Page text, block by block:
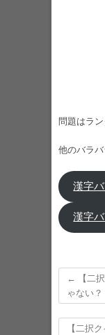
問題はラ
他のバラバ
漢字
漢字
←
【二
ゃない？
【二択